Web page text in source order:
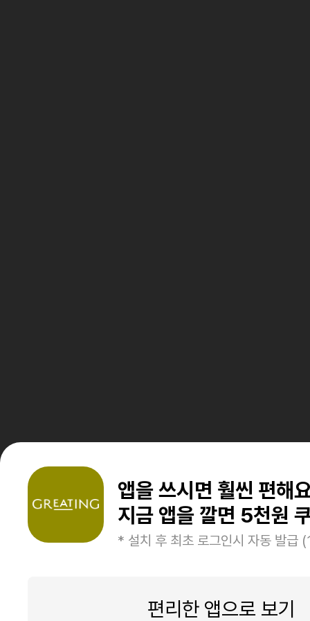
앱을 쓰시면 훨씬 편해
지금 앱을 깔면 5천원
* 설치 후 최초 로그인시 자동 발급
편리한 앱으로 보기